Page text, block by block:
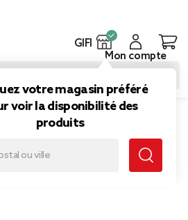
GIFI
votre magasin préféré
voir la disponibilité des
produits
Mon compte
porcelaine
et bleue